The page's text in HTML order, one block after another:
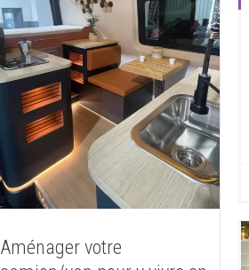
Aménager votre